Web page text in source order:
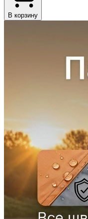
В корзину